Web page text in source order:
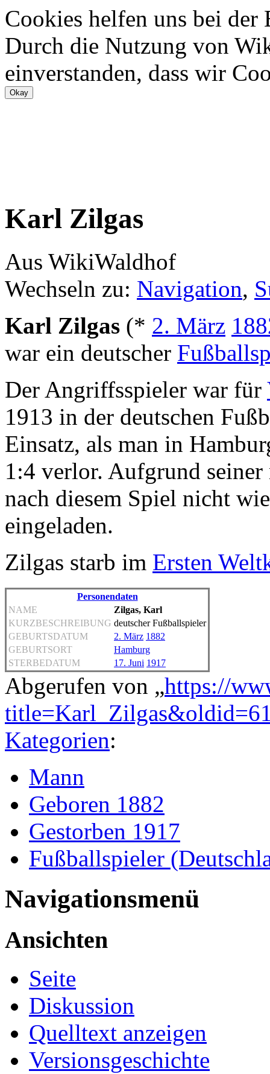
Cookies helfen uns bei
Durch die Nutzung von
einverstanden, dass wir
Karl Zilgas
Aus WikiWaldhof
Wechseln zu: Navigation,
Karl Zilgas (* 2. März
war ein deutscher
Der Angriffsspieler war für
1913 in der deutschen
Einsatz, als man in
1:4 verlor. Aufgrund
nach diesem Spiel nicht
eingeladen.
Zilgas starb im Ersten
Personendaten
NAME
Zilgas, Karl
KURZBESCHREIBUNG deutscher Fußballspieler
GEBURTSDATUM
2. März 1882
GEBURTSORT
Hamburg
STERBEDATUM
17. Juni 1917
Abgerufen von „https://
Kategorien:
Mann
Geboren 1882
Gestorben 1917
Fußballspieler
Navigationsmenü
Ansichten
Seite
Diskussion
Quelltext anzeigen
Versionsgeschichte